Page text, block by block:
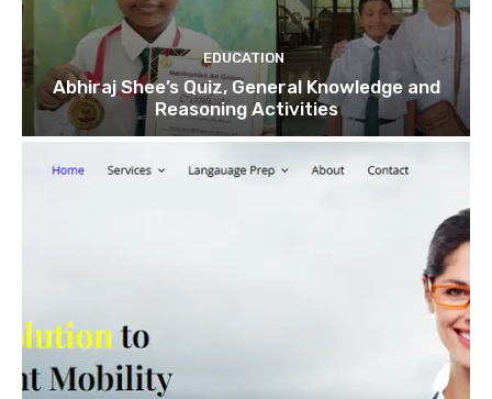
EDUCATION
Abhiraj Shee’s Quiz, General Knowledge and
Reasoning Activities